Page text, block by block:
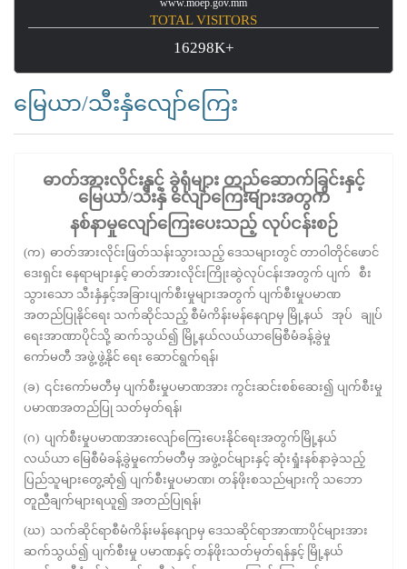
www.moep.gov.mm
TOTAL VISITORS
16298K+
မြေယာ/သီးနှံလျော်ကြေး
ဓာတ်အားလိုင်းနှင့် ခွဲရုံများ တည်ဆောက်ခြင်းနှင့်
မြေယာ/သီးနှံ လျော်ကြေးများအတွက်
နစ်နာမှုလျော်ကြေးပေးသည့် လုပ်ငန်းစဉ်
(က) ဓာတ်အားလိုင်းဖြတ်သန်းသွားသည့် ဒေသများတွင် တာဝါတိုင်ဖောင်
ဒေးရှင်း နေရာများနှင့် ဓာတ်အားလိုင်းကြိုးဆွဲလုပ်ငန်းအတွက် ပျက် စီး
သွားသော သီးနှံနှင့်အခြားပျက်စီးမှုများအတွက် ပျက်စီးမှုပမာဏ
အတည်ပြုနိုင်ရေး သက်ဆိုင်သည့် စီမံကိန်းမန်နေဂျာမှ မြို့နယ် အုပ် ချုပ်
ရေးအာဏာပိုင်သို့ ဆက်သွယ်၍ မြို့နယ်လယ်ယာမြေစီမံခန့်ခွဲမှု
ကော်မတီ အဖွဲ့ဖွဲ့နိုင် ရေး ဆောင်ရွက်ရန်၊
(ခ) ၎င်းကော်မတီမှ ပျက်စီးမှုပမာဏအား ကွင်းဆင်းစစ်ဆေး၍ ပျက်စီးမှု
ပမာဏအတည်ပြု သတ်မှတ်ရန်၊
(ဂ) ပျက်စီးမှုပမာဏအားလျော်ကြေးပေးနိုင်ရေးအတွက်မြို့နယ်
လယ်ယာ မြေစီမံခန့်ခွဲမှုကော်မတီမှ အဖွဲ့ဝင်များနှင့် ဆုံးရှုံးနစ်နာခဲ့သည့်
ပြည်သူများတွေ့ဆုံ၍ ပျက်စီးမှုပမာဏ၊ တန်ဖိုးစသည်များကို သဘော
တူညီချက်များရယူ၍ အတည်ပြုရန်၊
(ဃ) သက်ဆိုင်ရာစီမံကိန်းမန်နေဂျာမှ ဒေသဆိုင်ရာအာဏာပိုင်များအား
ဆက်သွယ်၍ ပျက်စီးမှု ပမာဏနှင့် တန်ဖိုးသတ်မှတ်ရန်နှင့် မြို့နယ်